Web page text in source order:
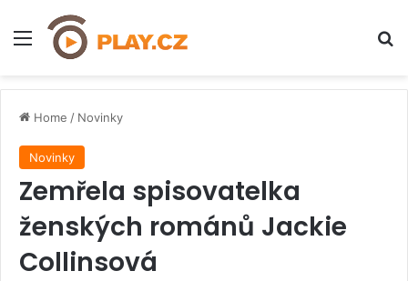
Menu
Home / Novinky
Novinky
Zemřela spisovatelka
ženských románů Jackie
Collinsová